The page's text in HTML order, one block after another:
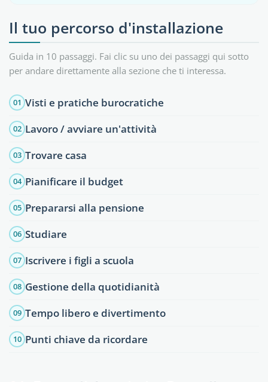
Il tuo percorso d'installazione
Guida in 10 passaggi. Fai clic su uno dei passaggi qui sotto
per andare direttamente alla sezione che ti interessa.
01 Visti e pratiche burocratiche
02 Lavoro / avviare un'attività
03 Trovare casa
04 Pianificare il budget
05 Prepararsi alla pensione
06 Studiare
07 Iscrivere i figli a scuola
08 Gestione della quotidianità
09 Tempo libero e divertimento
10 Punti chiave da ricordare